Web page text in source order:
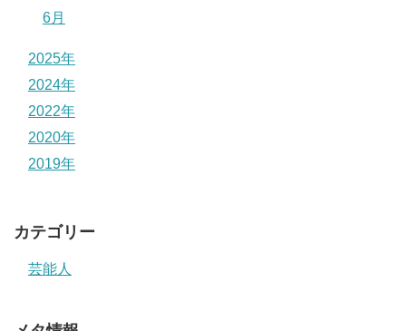
6月
2025年
2024年
2022年
2020年
2019年
カテゴリー
芸能人